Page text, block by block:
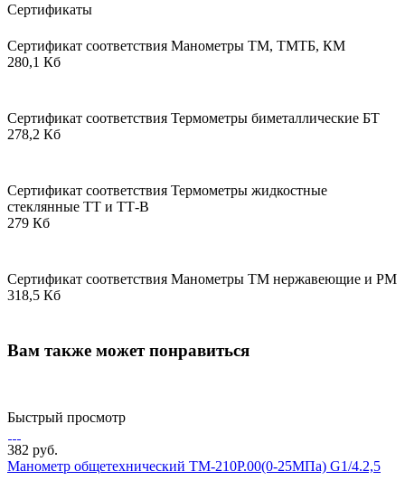
Сертификаты
Сертификат соответствия Манометры ТМ, ТМТБ, КМ
280,1 Кб
Сертификат соответствия Термометры биметаллические БТ
278,2 Кб
Сертификат соответствия Термометры жидкостные
стеклянные ТТ и ТТ-В
279 Кб
Сертификат соответствия Манометры ТМ нержавеющие и РМ
318,5 Кб
Вам также может понравиться
Быстрый просмотр
382 руб.
Манометр общетехнический ТМ-210Р.00(0-25МПа) G1/4.2,5